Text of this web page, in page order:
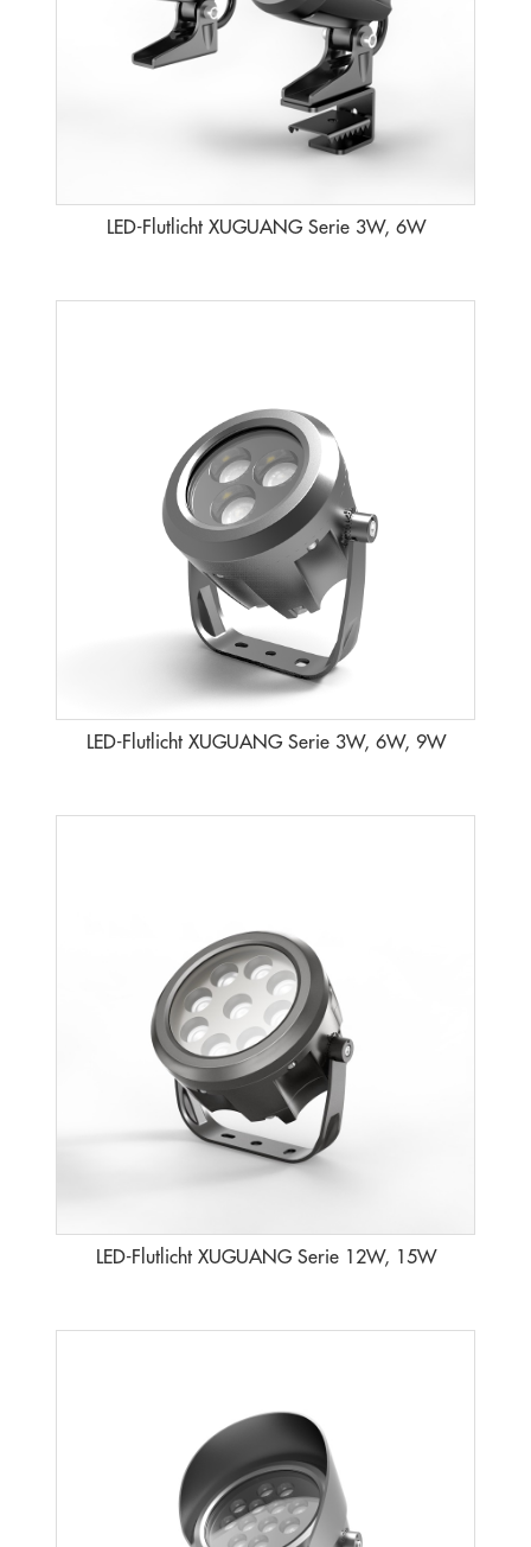
LED-Flutlicht XUGUANG Serie 3W, 6W
LED-Flutlicht XUGUANG Serie 3W, 6W, 9W
LED-Flutlicht XUGUANG Serie 12W, 15W